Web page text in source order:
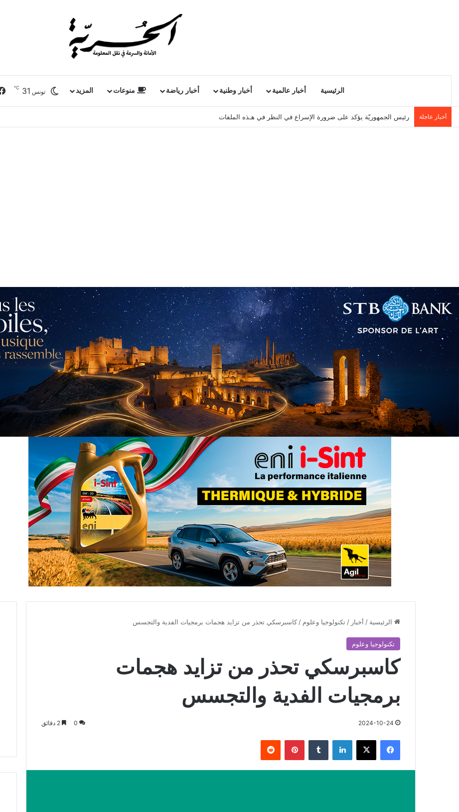
الرئيسية أخبار عالمية أخبار وطنية أخبار رياضة منوعات المزيد تونس 31
℃
أخبار عاجلة رئيس الجمهوريّة يؤكد على ضرورة الإسراع في النظر في هـذه الملفات
الرئيسية / أخبار / تكنولوجيا وعلوم / كاسبرسكي تحذر من تزايد هجمات برمجيات الفدية والتجسس
تكنولوجيا وعلوم
كاسبرسكي تحذر من تزايد هجمات
برمجيات الفدية والتجسس
2024-10-24
0
فيسبوك X لينكدإن بينتيريست